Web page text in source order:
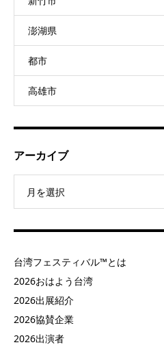
澎湖県
都市
高雄市
アーカイブ
月を選択
台湾フェスティバル™とは
2026おはよう台湾
2026出展紹介
2026協賛企業
2026出演者